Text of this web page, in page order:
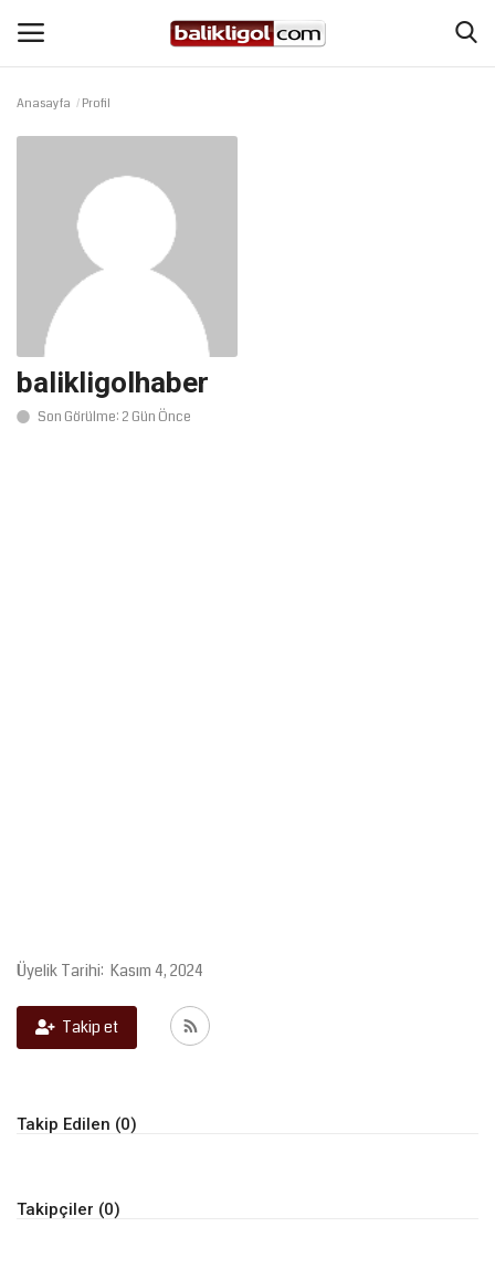
Anasayfa
Köşe Yazıları
Eğitim
Magazin
Şanlıurfa
İletişim
Kültür Sanat
Anasayfa Profil
balikligolhaber
Son Görülme: 2 Gün Önce
Üyelik Tarihi: Kasım 4, 2024
Takip et
Takip Edilen (0)
Takipçiler (0)